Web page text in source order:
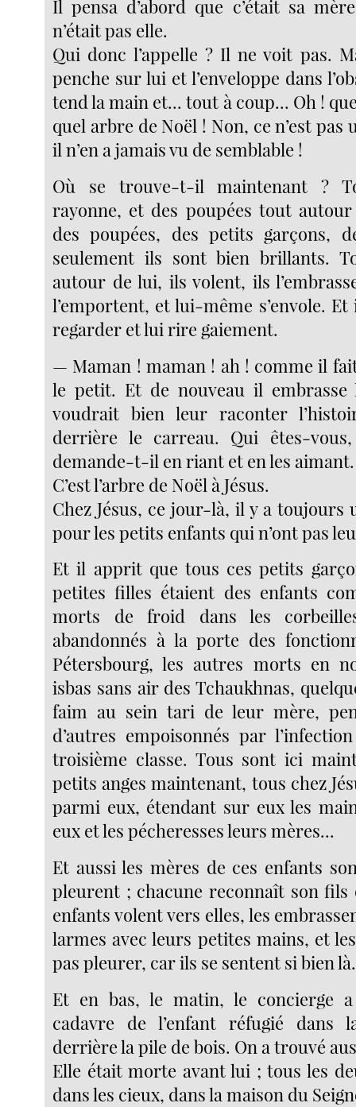
Il pensa d’abord que c’était sa
n’était pas elle.
Qui donc l’appelle ? Il ne voit pas.
penche sur lui et l’enveloppe dans
tend la main et... tout à coup... Oh !
quel arbre de Noël ! Non, ce n’est pas
il n’en a jamais vu de semblable !
Où se trouve-t-il maintenant ?
rayonne, et des poupées tout
des poupées, des petits garçons,
seulement ils sont bien brillants.
autour de lui, ils volent, ils
l’emportent, et lui-même s’envole.
regarder et lui rire gaiement.
— Maman ! maman ! ah ! comme il
le petit. Et de nouveau il
voudrait bien leur raconter
derrière le carreau. Qui êtes-
demande-t-il en riant et en les aimant.
C’est l’arbre de Noël à Jésus.
Chez Jésus, ce jour-là, il y a toujours
pour les petits enfants qui n’ont pas
Et il apprit que tous ces petits
petites filles étaient des enfants
morts de froid dans les
abandonnés à la porte des
Pétersbourg, les autres morts en
isbas sans air des Tchaukhnas,
faim au sein tari de leur mère,
d’autres empoisonnés par
troisième classe. Tous sont ici
petits anges maintenant, tous chez
parmi eux, étendant sur eux les
eux et les pécheresses leurs mères...
Et aussi les mères de ces enfants
pleurent ; chacune reconnaît son fils
enfants volent vers elles, les
larmes avec leurs petites mains, et
pas pleurer, car ils se sentent si bien
Et en bas, le matin, le concierge
cadavre de l’enfant réfugié dans
derrière la pile de bois. On a trouvé
Elle était morte avant lui ; tous les
dans les cieux, dans la maison du